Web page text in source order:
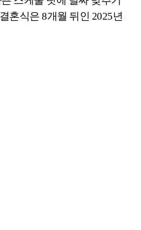
혼식은 8개월 뒤인 2025년